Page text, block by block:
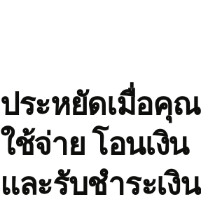
ประหยัดเมื่อคุณ
ใช้จ่าย โอนเงิน
และรับชำระเงิน